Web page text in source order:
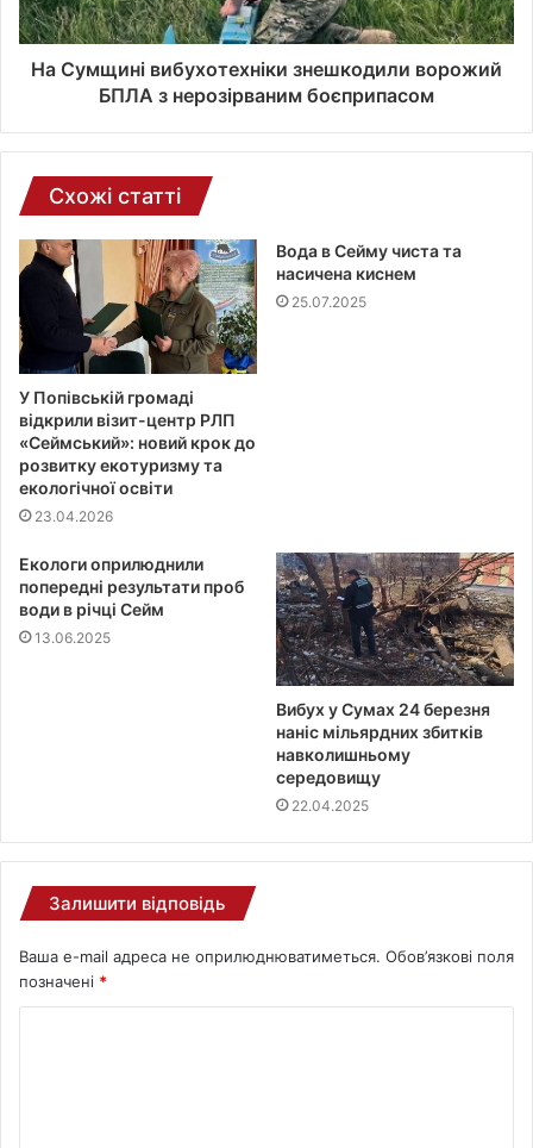
н
н
о
и
На Сумщині вибухотехніки знешкодили ворожий
БПЛА з нерозірваним боєприпасом
Схожі статті
У Попівській громаді
відкрили візит-центр РЛП
«Сеймський»: новий крок до
розвитку екотуризму та
екологічної освіти
23.04.2026
Вода в Сейму чиста та
насичена киснем
25.07.2025
Екологи оприлюднили
попередні результати проб
води в річці Сейм
13.06.2025
Вибух у Сумах 24 березня
наніс мільярдних збитків
навколишньому
середовищу
22.04.2025
Залишити відповідь
Ваша e-mail адреса не оприлюднюватиметься. Обов’язкові поля
позначені *